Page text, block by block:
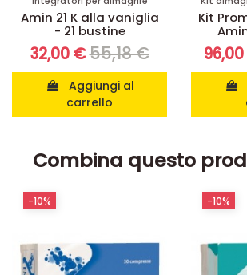
Amin 21 K alla vaniglia
- 21 bustine
32,00 €55,18 €
carrello
Kit
Combina questo
-10% -10%